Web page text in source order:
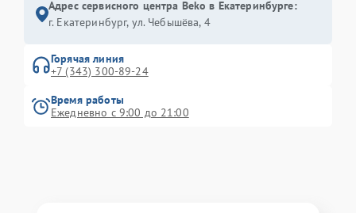
Адрес сервисного центра Beko в Екатеринбурге:
г. Екатеринбург, ул. Чебышёва, 4
Горячая линия
+7 (343) 300-89-24
Время работы
Ежедневно с 9:00 до 21:00